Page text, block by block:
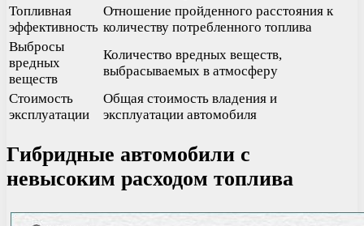
Топливная
эффективность
Отношение пройденного расстояния к
количеству потребленного топлива
Выбросы
вредных
веществ
Количество вредных веществ,
выбрасываемых в атмосферу
Стоимость
эксплуатации
Общая стоимость владения и
эксплуатации автомобиля
Гибридные автомобили с
невысоким расходом топлива